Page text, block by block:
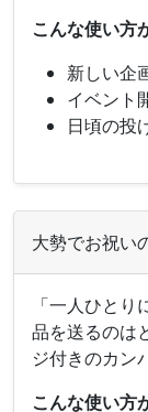
こんな使い方
新しい企
イベント
日頃の
大勢でお祝い
「一人ひと
品を送るのは
ジ付きのカン
こんな使い方